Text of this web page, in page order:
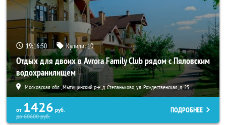
19:16:49 Купили:10
Отдых для двоих в Avrora Family Club рядом с Пяловским
водохранилищем
Московская обл., Мытищинский р-н, д. Степаньково, ул. Рождественская, д. 25
от 1426 руб.
до60600руб.
ПОДРОБНЕЕ